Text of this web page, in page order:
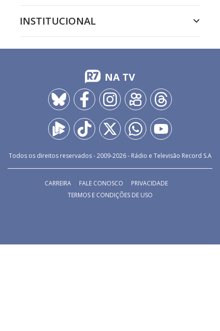
INSTITUCIONAL
NA TV
Todos os direitos reservados - 2009-2026- Rádio e Televisão Record S.A
CARREIRA FALE CONOSCO
PRIVACIDADE
TERMOS E CONDIÇÕES DE USO